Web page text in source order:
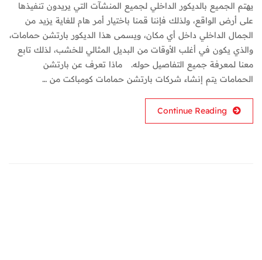
يهتم الجميع بالديكور الداخلي لجميع المنشآت التي يريدون تنفيذها
على أرض الواقع، ولذلك فإننا قمنا باختيار أمر هام للغاية يزيد من
الجمال الداخلي داخل أي مكان، ويسمى هذا الديكور بارتشن حمامات،
والذي يكون في أغلب الأوقات من البديل المثالي للخشب، لذلك تابع
معنا لمعرفة جميع التفاصيل حوله. ماذا تعرف عن بارتشن
الحمامات يتم إنشاء شركات بارتشن حمامات كومباكت من …
Continue Reading